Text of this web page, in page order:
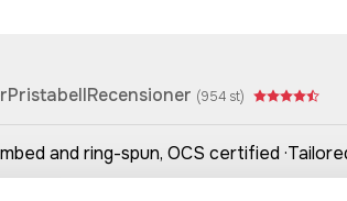
PristabellRecensioner (954 st)
and ring-spun, OCS certified